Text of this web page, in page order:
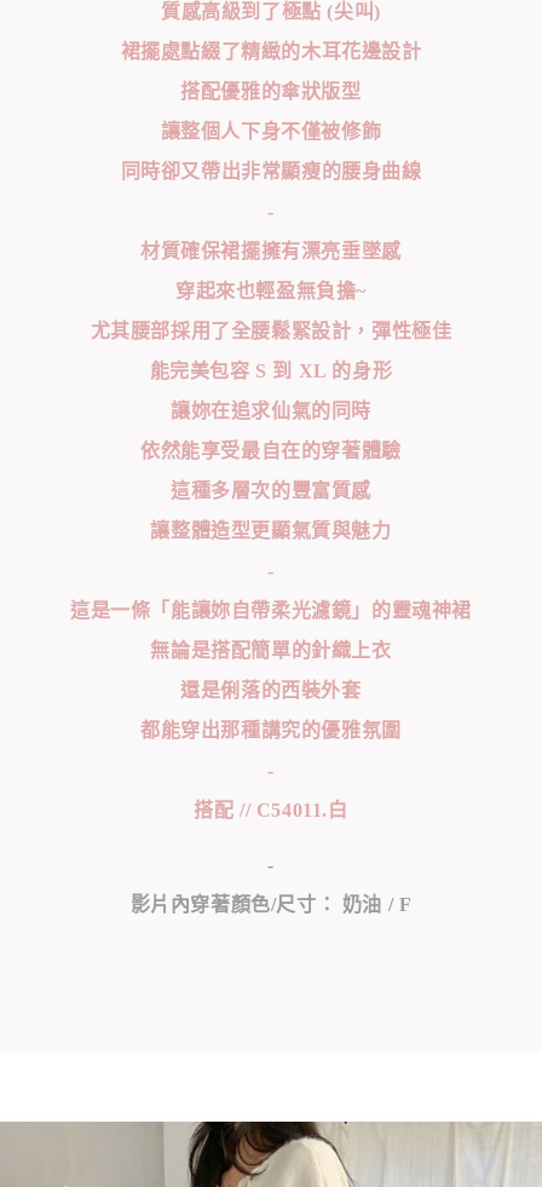
質感高級到了極點 (尖叫)
裙擺處點綴了精緻的木耳花邊設計
搭配優雅的傘狀版型
讓整個人下身不僅被修飾
同時卻又帶出非常顯瘦的腰身曲線
-
材質確保裙擺擁有漂亮垂墜感
穿起來也輕盈無負擔~
尤其腰部採用了全腰鬆緊設計，彈性極佳
能完美包容 S 到 XL 的身形
讓妳在追求仙氣的同時
依然能享受最自在的穿著體驗
這種多層次的豐富質感
讓整體造型更顯氣質與魅力
-
這是一條「能讓妳自帶柔光濾鏡」的靈魂神裙
無論是搭配簡單的針織上衣
還是俐落的西裝外套
都能穿出那種講究的優雅氛圍
-
搭配 // C54011.白
-
影片內穿著顏色/尺寸： 奶油 / F